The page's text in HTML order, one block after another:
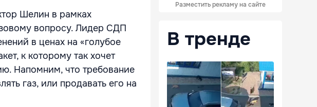
Шелин в рамках
вопросу. Лидер СДП
в ценах на «голубое
к которому так хочет
Напомним, что требование
газ, или продавать его на
Разместить рекламу на сайте
В тренде